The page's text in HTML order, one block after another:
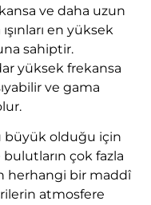
ve daha uzun
en yüksek
sahiptir.
yüksek frekansa
ve gama
büyük olduğu için
çok fazla
herhangi bir maddî
atmosfere